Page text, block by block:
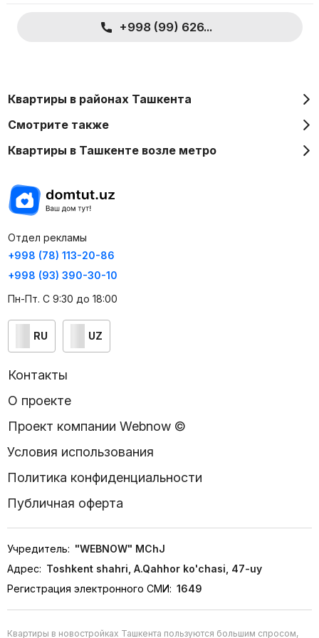
+998 (99) 626...
Квартиры в районах Ташкента
Смотрите также
Квартиры в Ташкенте возле метро
Отдел рекламы
+998 (78) 113-20-86
+998 (93) 390-30-10
Пн-Пт. С 9:30 до 18:00
RU UZ
Контакты
О проекте
Проект компании Webnow ©
Условия использования
Политика конфиденциальности
Публичная оферта
Учредитель: "WEBNOW" MChJ
Адрес: Toshkent shahri, A.Qahhor ko'chasi, 47-uy
Регистрация электронного СМИ: 1649
Квартиры в новостройках Ташкента пользуются большим спросом,